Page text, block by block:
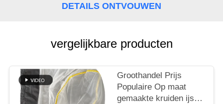
DETAILS ONTVOUWEN
vergelijkbare producten
Groothandel Prijs
Populaire Op maat
gemaakte kruiden ijs